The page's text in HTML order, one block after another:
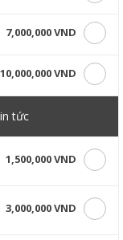
7,000,000 VND
10,000,000 VND
tức
1,500,000 VND
3,000,000 VND